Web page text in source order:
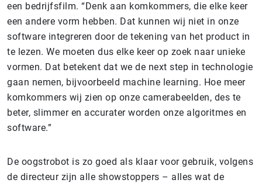
een bedrijfsfilm. “Denk aan komkommers, die elke keer
een andere vorm hebben. Dat kunnen wij niet in onze
software integreren door de tekening van het product in
te lezen. We moeten dus elke keer op zoek naar unieke
vormen. Dat betekent dat we de next step in technologie
gaan nemen, bijvoorbeeld machine learning. Hoe meer
komkommers wij zien op onze camerabeelden, des te
beter, slimmer en accurater worden onze algoritmes en
software.”
De oogstrobot is zo goed als klaar voor gebruik, volgens
de directeur zijn alle showstoppers – alles wat de